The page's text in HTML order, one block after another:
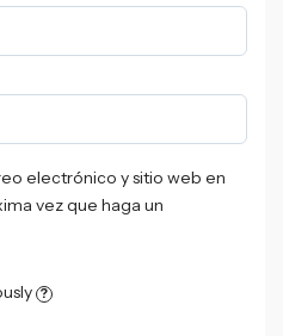
electrónico y sitio web en
vez que haga un
?